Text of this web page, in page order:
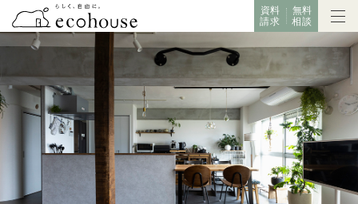
資料
請求
無料
相談